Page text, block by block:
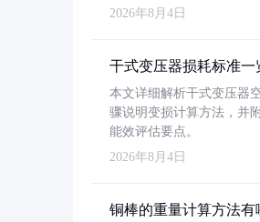
2026年8月4日
干式变压器损耗标准
本文详细解析干式变压器
骤说明变损计算方法，并
能效评估要点。
2026年8月4日
铜棒的重量计算方法有